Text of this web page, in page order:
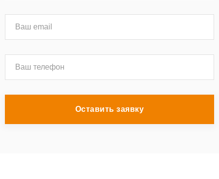
Оставить заявку